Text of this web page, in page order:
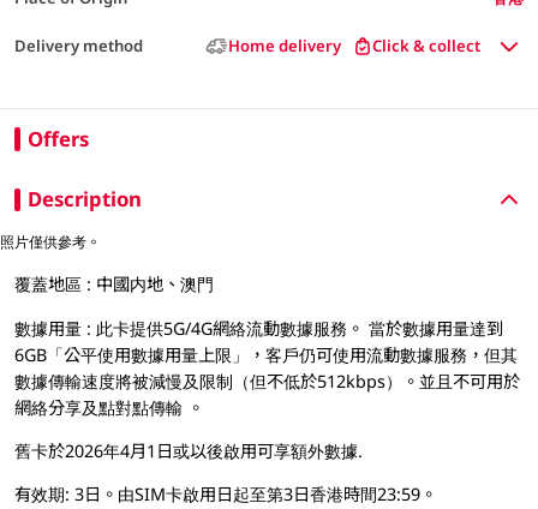
Delivery method Home delivery Click & collect
Offers
Description
照片僅供參考。
覆蓋地區 : 中國内地、澳門
數據用量 : 此卡提供5G/4G網絡流動數據服務。 當於數據用量達到
6GB「公平使用數據用量上限」，客戶仍可使用流動數據服務，但其
數據傳輸速度將被減慢及限制（但不低於512kbps）。並且不可用於
網絡分享及點對點傳輸 。
舊卡於2026年4月1日或以後啟用可享額外數據.
有效期: 3日。由SIM卡啟用日起至第3日香港時間23:59。